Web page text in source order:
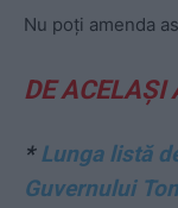
Nu poți amenda
DE ACELAȘI
*Lunga listă
Guvernului